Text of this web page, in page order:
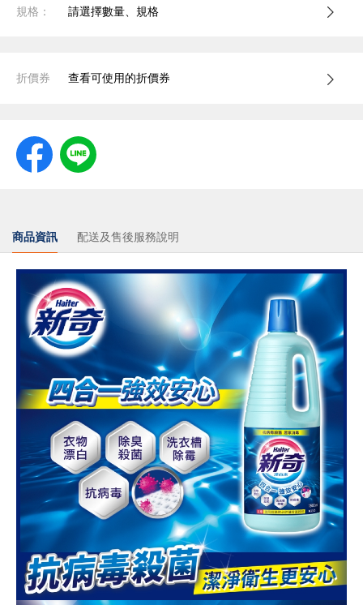
規格： 請選擇數量、規格
折價券 查看可使用的折價券
商品資訊 配送及售後服務說明